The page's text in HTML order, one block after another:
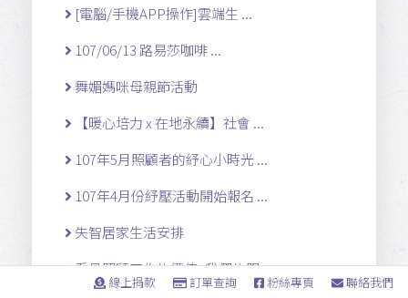
[電腦/手機APP操作]雲端生 ...
107/06/13 路易莎咖啡 ...
舞媚媽咪母親節活動
【暖心培力 x 在地永續】社會 ...
107年5月照顧者的紓心小時光 ...
107年4月份紓壓活動開始報名 ...
失智居家生活安排
看見照顧工作的價值~我們的服 ...
線上捐款 訂單查詢 粉絲專頁 聯絡我們